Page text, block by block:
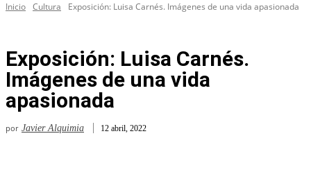
Inicio Cultura Exposición: Luisa Carnés. Imágenes de una vida apasionada
Exposición: Luisa Carnés.
Imágenes de una vida
apasionada
por Javier Alquimia 12 abril, 2022